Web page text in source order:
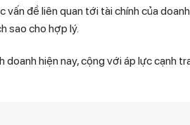
đề liên quan tới tài chính của
sao cho hợp lý.
hiện nay, cộng với áp lực cạnh